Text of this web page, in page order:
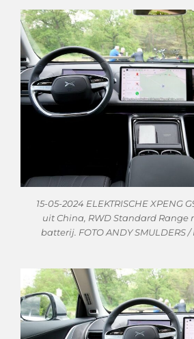
15-05-2024 ELEKTRISCHE XPENG
uit China, RWD Standard Range
batterij. FOTO ANDY SMULDERS /